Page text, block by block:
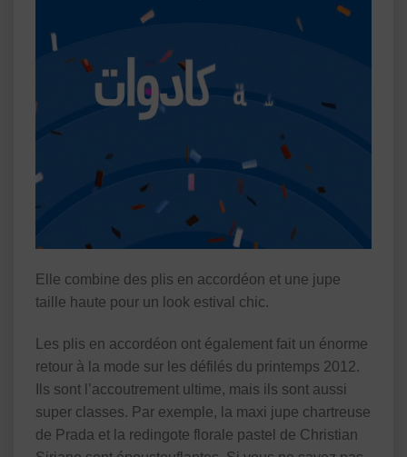
Elle combine des plis en accordéon et une jupe
taille haute pour un look estival chic.
Les plis en accordéon ont également fait un énorme
retour à la mode sur les défilés du printemps 2012.
Ils sont l’accoutrement ultime, mais ils sont aussi
super classes. Par exemple, la maxi jupe chartreuse
de Prada et la redingote florale pastel de Christian